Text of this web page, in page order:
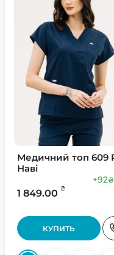
Медичний топ 609
Наві
1 849.00 ₴
+92₴
КУПИТЬ